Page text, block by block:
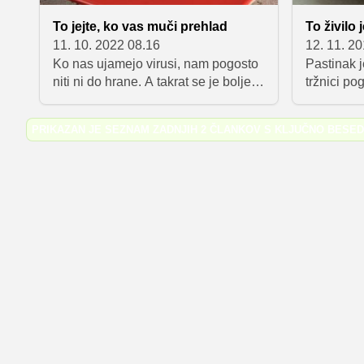
To jejte, ko vas muči prehlad
11. 10. 2022 08.16
Ko nas ujamejo virusi, nam pogosto
niti ni do hrane. A takrat se je bolje
telesu pomagamo pri boju z
boleznijo. Pri tem pa je seveda
To živilo
12. 11.
Pastinak
tržnici
različica.
korenja in
PRIKAZAN JE SEZNAM ZADNJIH 2 ČLANKOV S KLJUČNO